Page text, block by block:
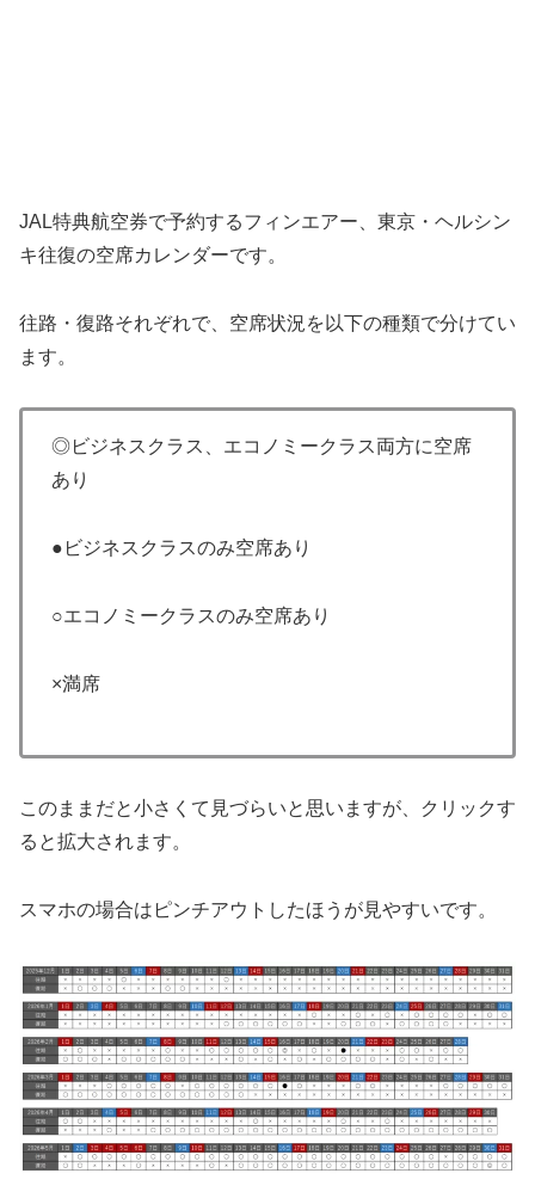
JAL特典航空券で予約するフィンエアー、東京・ヘルシン
キ往復の空席カレンダーです。
往路・復路それぞれで、空席状況を以下の種類で分けてい
ます。
◎ビジネスクラス、エコノミークラス両方に空席
あり
●ビジネスクラスのみ空席あり
○エコノミークラスのみ空席あり
×満席
このままだと小さくて見づらいと思いますが、クリックす
ると拡大されます。
スマホの場合はピンチアウトしたほうが見やすいです。